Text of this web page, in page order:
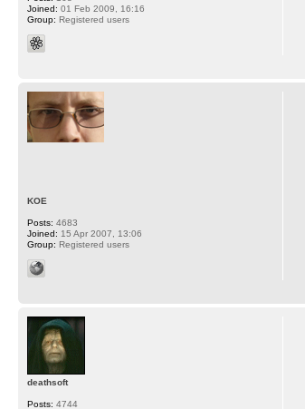
Joined: 01 Feb 2009, 16:16
Group: Registered users
KOE
Posts: 4683
Joined: 15 Apr 2007, 13:06
Group: Registered users
deathsoft
Posts: 4744